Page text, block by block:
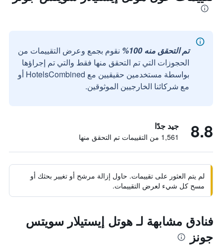
تم التحقق منه 100%
نقوم بجمع وعرض التقييمات من
الحجوزات التي تم التحقق منها فقط والتي تم إجراؤها
بواسطة مستخدمين حقيقيين مع HotelsCombined أو
مع شركائنا الخارجيين الموثوقين.
8.8 جيد جدًا
1,561 من التقييمات تم التحقق منها
لم يتم العثور على تقييمات. حاول إزالة مرشح أو تغيير بحثك أو
مسح كل شيء لعرض التقييمات.
فنادق مشابهة لـ هوتل إيستيلار سويتس
جونز